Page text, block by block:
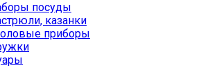
посуды
казанки
приборы